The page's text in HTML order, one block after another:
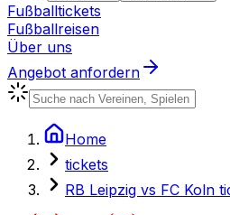
Fußballtickets
Fußballreisen
Über uns
Angebot anfordern
Home
tickets
RB Leipzig vs FC Koln